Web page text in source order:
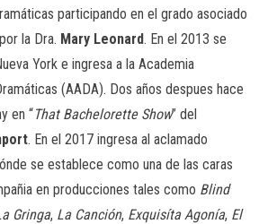
participando en el grado asociado
la Dra. Mary Leonard. En el 2013 se
York e ingresa a la Academia
(AADA). Dos años despues hace
en “That Bachelorette Show” del
. En el 2017 ingresa al aclamado
se establece como una de las caras
en producciones tales como Blind
Gringa, La Canción, Exquisíta Agonía, El